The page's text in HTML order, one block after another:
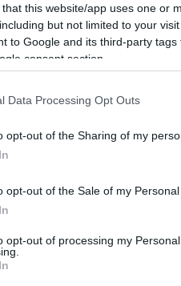
that this website/app uses one or
but not limited to your
to Google and its third-party
consent section.
Data Processing Opt Outs
opt-out of the Sharing of my
opt-out of the Sale of my Personal
opt-out of processing my
σε σχέση με τις
την